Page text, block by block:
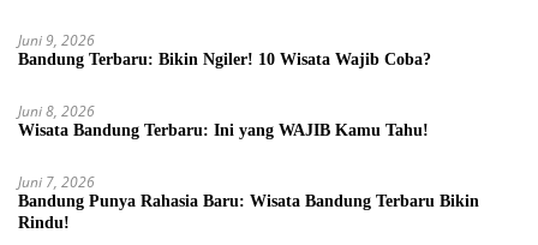
Juni 9, 2026
Bandung Terbaru: Bikin Ngiler! 10 Wisata Wajib Coba?
Juni 8, 2026
Wisata Bandung Terbaru: Ini yang WAJIB Kamu Tahu!
Juni 7, 2026
Bandung Punya Rahasia Baru: Wisata Bandung Terbaru Bikin
Rindu!